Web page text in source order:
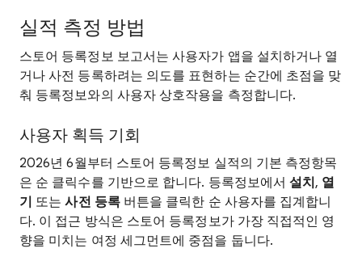
실적 측정 방법
스토어 등록정보 보고서는 사용자가 앱을 설치하거나 열
거나 사전 등록하려는 의도를 표현하는 순간에 초점을 맞
춰 등록정보와의 사용자 상호작용을 측정합니다.
사용자 획득 기회
2026년 6월부터 스토어 등록정보 실적의 기본 측정항목
은 순 클릭수를 기반으로 합니다. 등록정보에서설치, 열
기 또는사전 등록버튼을 클릭한 순 사용자를 집계합니
다. 이 접근 방식은 스토어 등록정보가 가장 직접적인 영
향을 미치는 여정 세그먼트에 중점을 둡니다.